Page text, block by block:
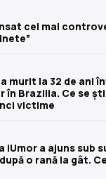
cel mai
murit la 32 de ani
în Brazilia. Ce se
victime
iUmor a ajuns sub
o rană la gât.